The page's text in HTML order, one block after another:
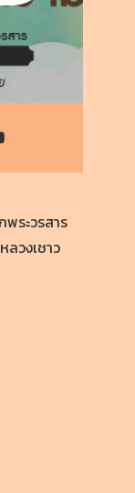
ระวรสาร
วงเชาว